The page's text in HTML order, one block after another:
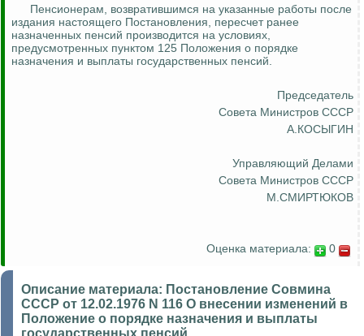
Пенсионерам, возвратившимся на указанные работы после
издания настоящего Постановления, пересчет ранее
назначенных пенсий производится на условиях,
предусмотренных пунктом 125 Положения о порядке
назначения и выплаты государственных пенсий.
Председатель
Совета Министров СССР
А.КОСЫГИН
Управляющий Делами
Совета Министров СССР
М.СМИРТЮКОВ
Оценка материала: 0
Описание материала: Постановление Совмина
СССР от 12.02.1976 N 116 О внесении изменений в
Положение о порядке назначения и выплаты